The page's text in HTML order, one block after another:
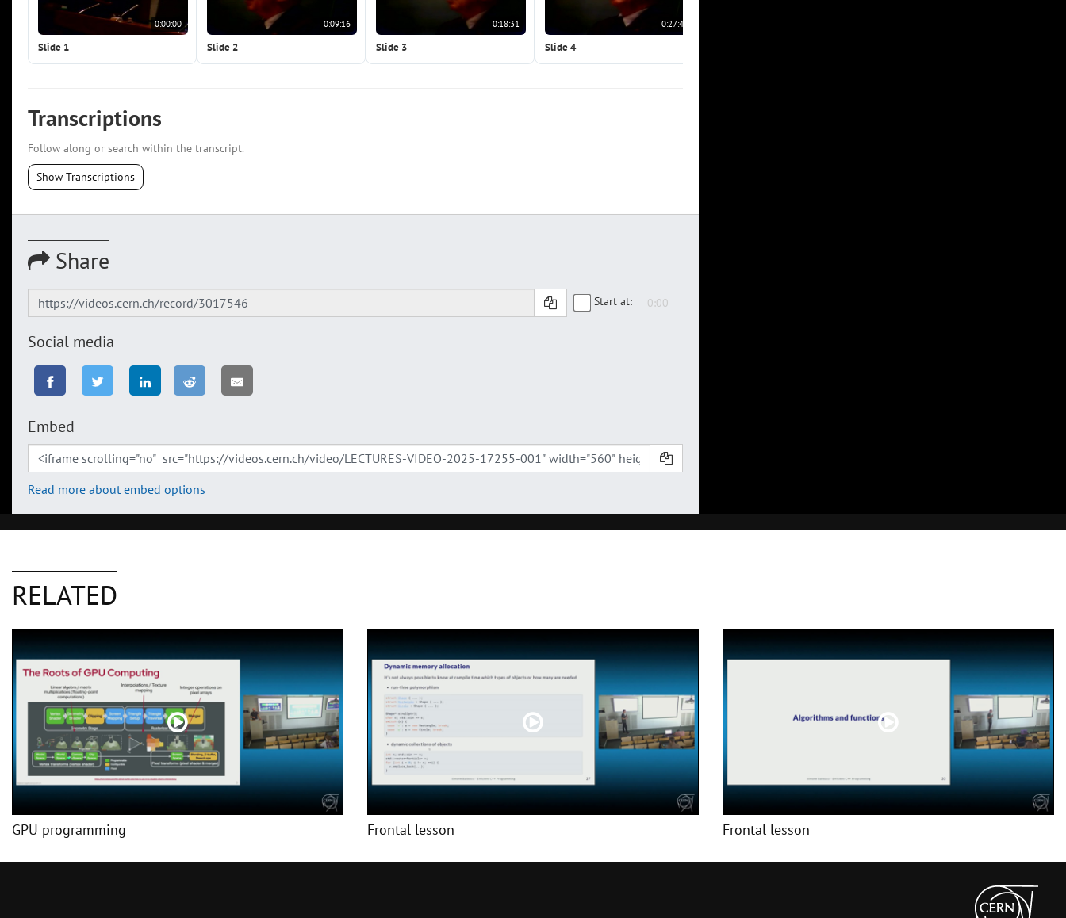
0:00:00
Slide 1
0:09:16
Slide 2
0:18:31
Slide 3
0:27:46
Slide 4
Transcriptions
Follow along or search within the transcript.
Show Transcriptions
Share
Start at:
Social media
Embed
Read more about embed options
RELATED
GPU programming Frontal lesson Frontal lesson